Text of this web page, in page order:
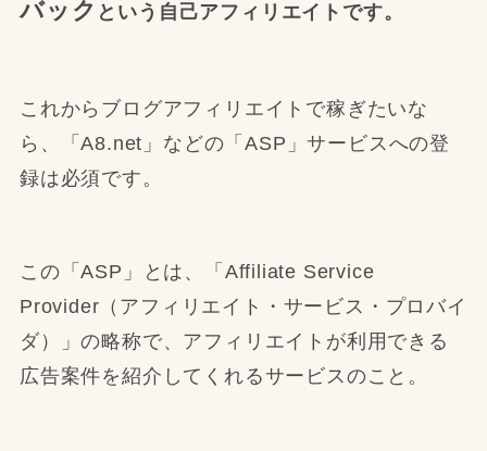
バック という自己アフィリエイトです。
これからブログアフィリエイトで稼ぎたいな
ら、「A8.net」などの「ASP」サービスへの登
録は必須です。
この「ASP」とは、「Affiliate Service
Provider（アフィリエイト・サービス・プロバイ
ダ）」の略称で、アフィリエイトが利用できる
広告案件を紹介してくれるサービスのこと。